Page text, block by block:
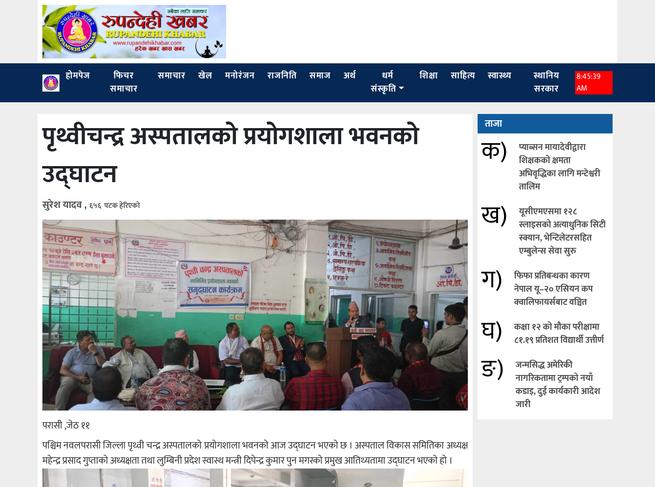
होमपेज
फिचर
समाचार
समाचार खेल मनोरंजन राजनिति समाज अर्थ
धर्म
संस्कृति
शिक्षा साहित्य स्वास्थ्य
स्थानिय
सरकार
8:45:40
AM
पृथ्वीचन्द्र अस्पतालकाे प्रयाेगशाला भवनकाे
उद्घाटन
सुरेश यादव , ६५६ पटक हेरिएको
परासी ,जेठ ११
पश्चिम नवलपरासी जिल्ला पृथ्वी चन्द्र अस्पतालकाे प्रयाेगशाला भवनकाे आज उद्घाटन भएकाे छ । अस्पताल विकास समितिका अध्यक्ष
महेन्द्र प्रसाद गुप्ताकाे अध्यक्षता तथा लुम्बिनी प्रदेश स्वास्थ मन्त्री दिपेन्द्र कुमार पुन मगरकाे प्रमुख आतिथ्यतामा उद्घाटन भएकाे हाे ।
ताजा
क)
प्याब्सन मायादेवीद्वारा
शिक्षकको क्षमता
अभिवृद्धिका लागि मन्टेश्वरी
तालिम
ख)
यूसीएमएसमा १२८
स्लाइसको अत्याधुनिक सिटी
स्क्यान, भेन्टिलेटरसहित
एम्बुलेन्स सेवा सुरु
ग)
फिफा प्रतिबन्धका कारण
नेपाल यू–२० एसियन कप
क्वालिफायर्सबाट वञ्चित
घ)
कक्षा १२ को मौका परीक्षामा
८१.१९ प्रतिशत विद्यार्थी उत्तीर्ण
ङ)
जन्मसिद्ध अमेरिकी
नागरिकतामा ट्रम्पको नयाँ
कडाइ, दुई कार्यकारी आदेश
जारी